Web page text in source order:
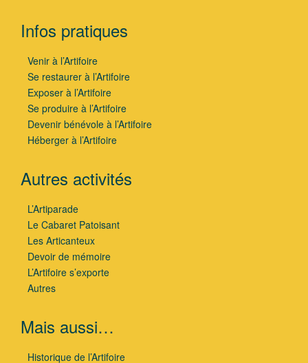
Infos pratiques
Venir à l’Artifoire
Se restaurer à l’Artifoire
Exposer à l’Artifoire
Se produire à l’Artifoire
Devenir bénévole à l’Artifoire
Héberger à l’Artifoire
Autres activités
L’Artiparade
Le Cabaret Patoisant
Les Articanteux
Devoir de mémoire
L’Artifoire s’exporte
Autres
Mais aussi…
Historique de l’Artifoire